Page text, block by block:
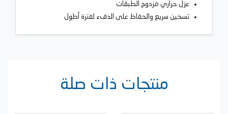
عزل حراري مزدوج الطبقات
تسخين سريع والحفاظ على الدفء لفترة أطول
منتجات ذات صلة